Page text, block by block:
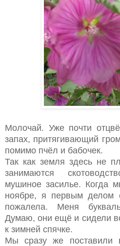
Молочай. Уже почти
запах, притягивающий
помимо пчёл и бабочек.
Так как земля здесь не
занимаются
мушиное засилье. Когда
ноябре, я первым делом
пожалела. Меня
Думаю, они ещё и сидели
к зимней спячке.
Мы сразу же поставили